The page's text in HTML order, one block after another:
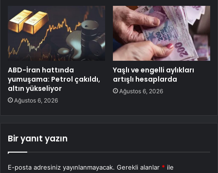
ABD-İran hattında
yumuşama: Petrol çakıldı,
altın yükseliyor
Ağustos 6, 2026
Yaşlı ve engelli aylıkları
artışlı hesaplarda
Ağustos 6, 2026
Bir yanıt yazın
E-posta adresiniz yayınlanmayacak. Gerekli alanlar * ile